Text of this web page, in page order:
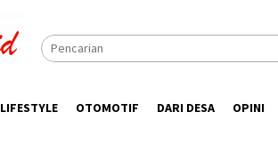
LIFESTYLE OTOMOTIF DARI DESA OPINI